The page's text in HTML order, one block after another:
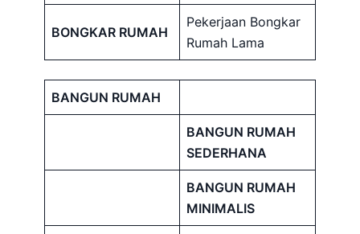
BONGKAR RUMAH
Pekerjaan Bongkar
Rumah Lama
BANGUN RUMAH
BANGUN RUMAH
SEDERHANA
BANGUN RUMAH
MINIMALIS